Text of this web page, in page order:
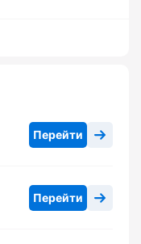
Перейти
Перейти